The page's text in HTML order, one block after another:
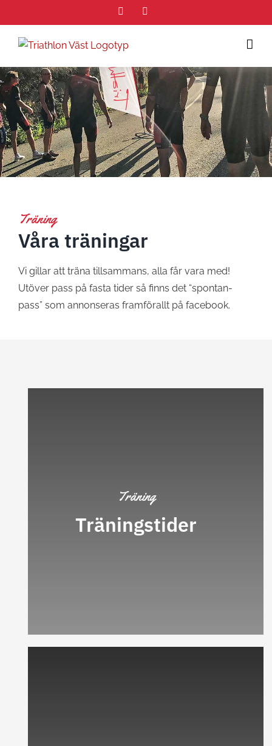
till
innehållet
Facebook
Träning
Våra träningar
Vi gillar att träna tillsammans, alla får vara med!
Utöver pass på fasta tider så finns det “spontan-
pass” som annonseras framförallt på facebook.
Träning
Träningstider